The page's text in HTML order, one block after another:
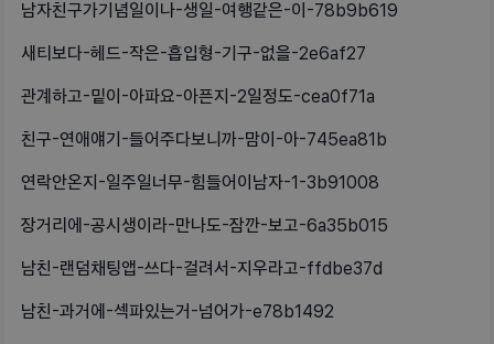
남자친구가기념일이나-생일-여행같은-이-78b9b619
새티보다-헤드-작은-흡입형-기구-없을-2e6af27
관계하고-밑이-아파요-아픈지-2일정도-cea0f71a
친구-연애얘기-들어주다보니까-맘이-아-745ea81b
연락안온지-일주일너무-힘들어이남자-1-3b91008
장거리에-공시생이라-만나도-잠깐-보고-6a35b015
남친-랜덤채팅앱-쓰다-걸려서-지우라고-ffdbe37d
남친-과거에-섹파있는거-넘어가-e78b1492